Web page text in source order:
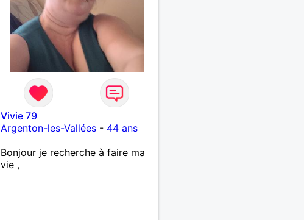
randonnées en France ou à
l'étranger à deux en dehors des
sentiers battus me raviraient. Je
m'engage à répondre à votre
message. Au plaisir de vous lire.
Vivie 79
Argenton-les-Vallées - 44 ans
Bonjour je recherche à faire ma
vie ,